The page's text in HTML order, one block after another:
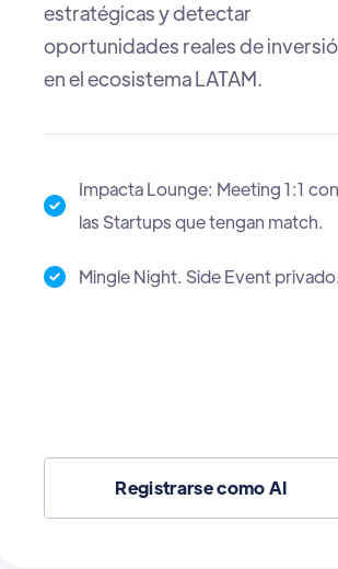
Impacta Matchmaker:
Espacio para dar y recibir Talleres
Registrarse como Startup